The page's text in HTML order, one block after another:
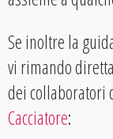
Se inoltre la
vi rimando
dei collaboratori
Cacciatore: